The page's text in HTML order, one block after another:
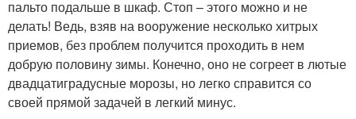
пальто подальше в шкаф. Стоп – этого можно и не
делать! Ведь, взяв на вооружение несколько хитрых
приемов, без проблем получится проходить в нем
добрую половину зимы. Конечно, оно не согреет в лютые
двадцатиградусные морозы, но легко справится со
своей прямой задачей в легкий минус.